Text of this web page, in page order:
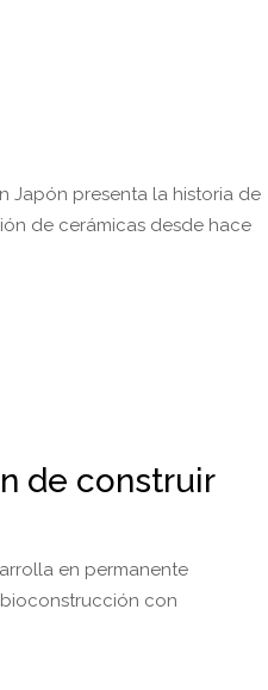
Japón presenta la historia de
de cerámicas desde hace
de construir
en permanente
con